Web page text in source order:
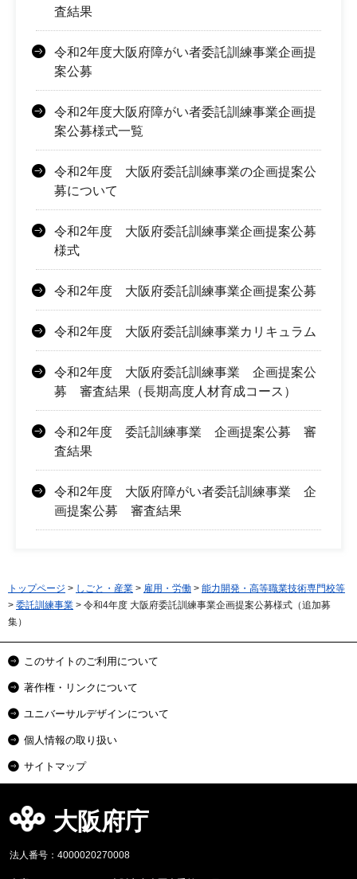
査結果
令和2年度大阪府障がい者委託訓練事業企画提
案公募
令和2年度大阪府障がい者委託訓練事業企画提
案公募様式一覧
令和2年度 大阪府委託訓練事業の企画提案公
募について
令和2年度 大阪府委託訓練事業企画提案公募
様式
令和2年度 大阪府委託訓練事業企画提案公募
令和2年度 大阪府委託訓練事業カリキュラム
令和2年度 大阪府委託訓練事業 企画提案公
募 審査結果（長期高度人材育成コース）
令和2年度 委託訓練事業 企画提案公募 審
査結果
令和2年度 大阪府障がい者委託訓練事業 企
画提案公募 審査結果
トップページ > しごと・産業 > 雇用・労働 > 能力開発・高等職業技術専門校等
> 委託訓練事業 > 令和4年度 大阪府委託訓練事業企画提案公募様式（追加募
集）
このサイトのご利用について
著作権・リンクについて
ユニバーサルデザインについて
個人情報の取り扱い
サイトマップ
大阪府庁
法人番号：4000020270008